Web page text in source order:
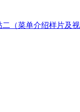
（菜单介绍样片及视